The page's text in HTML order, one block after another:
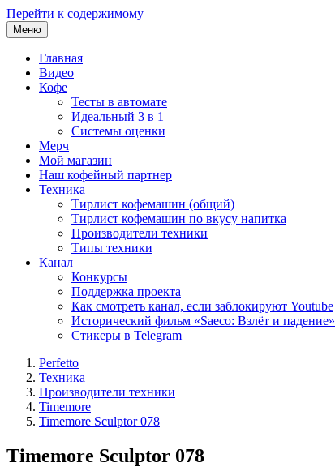
Перейти к содержимому
Меню
Главная
Видео
Кофе
Тесты в автомате
Идеальный 3 в 1
Системы оценки
Мерч
Мой магазин
Наш кофейный партнер
Техника
Тирлист кофемашин (общий)
Тирлист кофемашин по вкусу напитка
Производители техники
Типы техники
Канал
Конкурсы
Поддержка проекта
Как смотреть канал, если заблокируют Youtube
Исторический фильм «Saeco: Взлёт и падение»
Стикеры в Telegram
Perfetto
Техника
Производители техники
Timemore
Timemore Sculptor 078
Timemore Sculptor 078